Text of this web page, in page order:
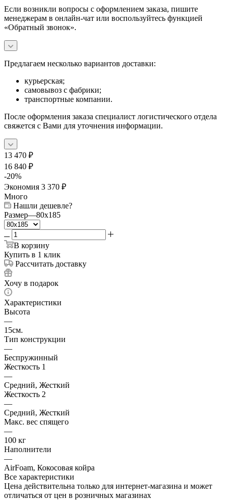
Если возникли вопросы с оформлением заказа, пишите
менеджерам в онлайн-чат или воспользуйтесь функцией
«Обратный звонок».
Предлагаем несколько вариантов доставки:
курьерская;
самовывоз с фабрики;
транспортные компании.
После оформления заказа специалист логистического отдела
свяжется с Вами для уточнения информации.
13 470 ₽
16 840 ₽
-20%
Экономия 3 370 ₽
Много
Нашли дешевле?
Размер—80x185
В корзину
Купить в 1 клик
Рассчитать доставку
Хочу в подарок
Характеристики
Высота
—
15см.
Тип конструкции
—
Беспружинный
Жесткость 1
—
Средний, Жесткий
Жесткость 2
—
Средний, Жесткий
Макс. вес спящего
—
100 кг
Наполнители
—
AirFoam, Кокосовая койра
Все характеристики
Цена действительна только для интернет-магазина и может
отличаться от цен в розничных магазинах